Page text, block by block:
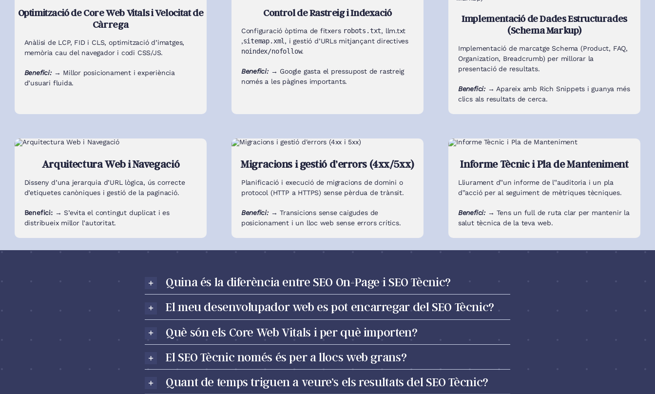
Optimització de Core Web Vitals i Velocitat de
Càrrega
Anàlisi de LCP, FID i CLS, optimització d’imatges,
memòria cau del navegador i codi CSS/JS.
Benefici: → Millor posicionament i experiència
d’usuari fluida.
Control de Rastreig i Indexació
Configuració òptima de fitxers robots.txt, llm.txt
,sitemap.xml, i gestió d’URLs mitjançant directives
noindex/nofollow.
Benefici: → Google gasta el pressupost de rastreig
només a les pàgines importants.
Implementació de Dades Estructurades
(Schema Markup)
Implementació de marcatge Schema (Product, FAQ,
Organization, Breadcrumb) per millorar la
presentació de resultats.
Benefici: → Apareix amb Rich Snippets i guanya més
clics als resultats de cerca.
Arquitectura Web i Navegació
Disseny d’una jerarquia d’URL lògica, ús correcte
d’etiquetes canòniques i gestió de la paginació.
Benefici: → S’evita el contingut duplicat i es
distribueix millor l’autoritat.
Migracions i gestió d’errors (4xx/5xx)
Planificació i execució de migracions de domini o
protocol (HTTP a HTTPS) sense pèrdua de trànsit.
Benefici: → Transicions sense caigudes de
posicionament i un lloc web sense errors crítics.
Informe Tècnic i Pla de Manteniment
Lliurament d‟un informe de l‟auditoria i un pla
d‟acció per al seguiment de mètriques tècniques.
Benefici: → Tens un full de ruta clar per mantenir la
salut tècnica de la teva web.
Quina és la diferència entre SEO On-Page i SEO Tècnic?
El meu desenvolupador web es pot encarregar del SEO Tècnic?
Què són els Core Web Vitals i per què importen?
El SEO Tècnic només és per a llocs web grans?
Quant de temps triguen a veure’s els resultats del SEO Tècnic?